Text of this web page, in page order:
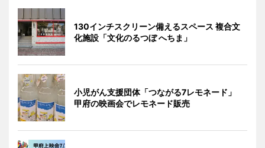
130インチスクリーン備えるスペース 複合文
化施設「文化のるつぼ へちま」
小児がん支援団体「つながる7レモネード」
甲府の映画会でレモネード販売